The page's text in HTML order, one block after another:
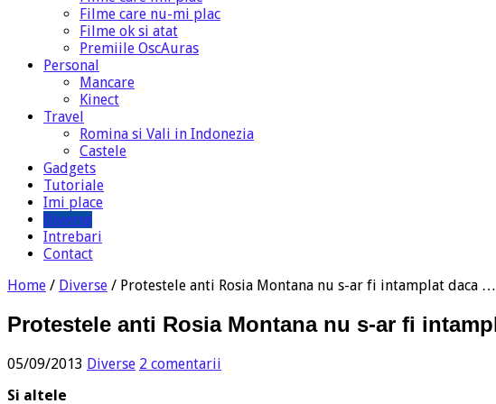
Filme care nu-mi plac
Filme ok si atat
Premiile OscAuras
Personal
Mancare
Kinect
Travel
Romina si Vali in Indonezia
Castele
Gadgets
Tutoriale
Imi place
Diverse
Intrebari
Contact
Home / Diverse / Protestele anti Rosia Montana nu s-ar fi intamplat daca …
Protestele anti Rosia Montana nu s-ar fi
05/09/2013 Diverse 2 comentarii
Si altele